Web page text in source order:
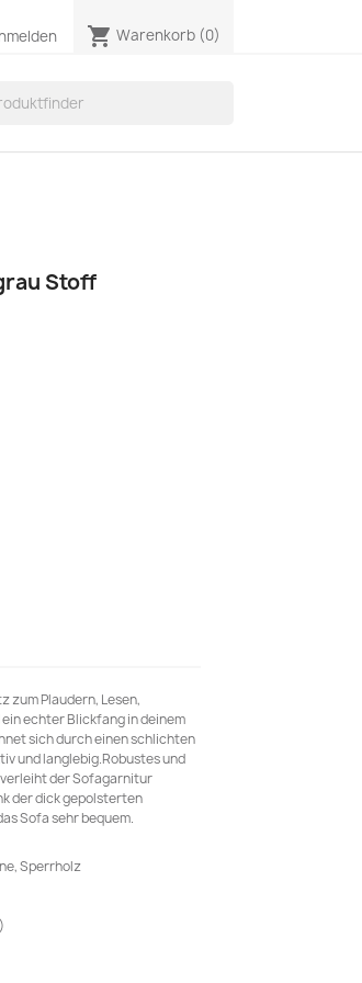
shopping_cart Warenkorb (0)
Stoff
zum Plaudern, Lesen,
echter Blickfang in deinem
sich durch einen schlichten
und langlebig.Robustes und
der Sofagarnitur
der dick gepolsterten
Sofa sehr bequem.
Sperrholz